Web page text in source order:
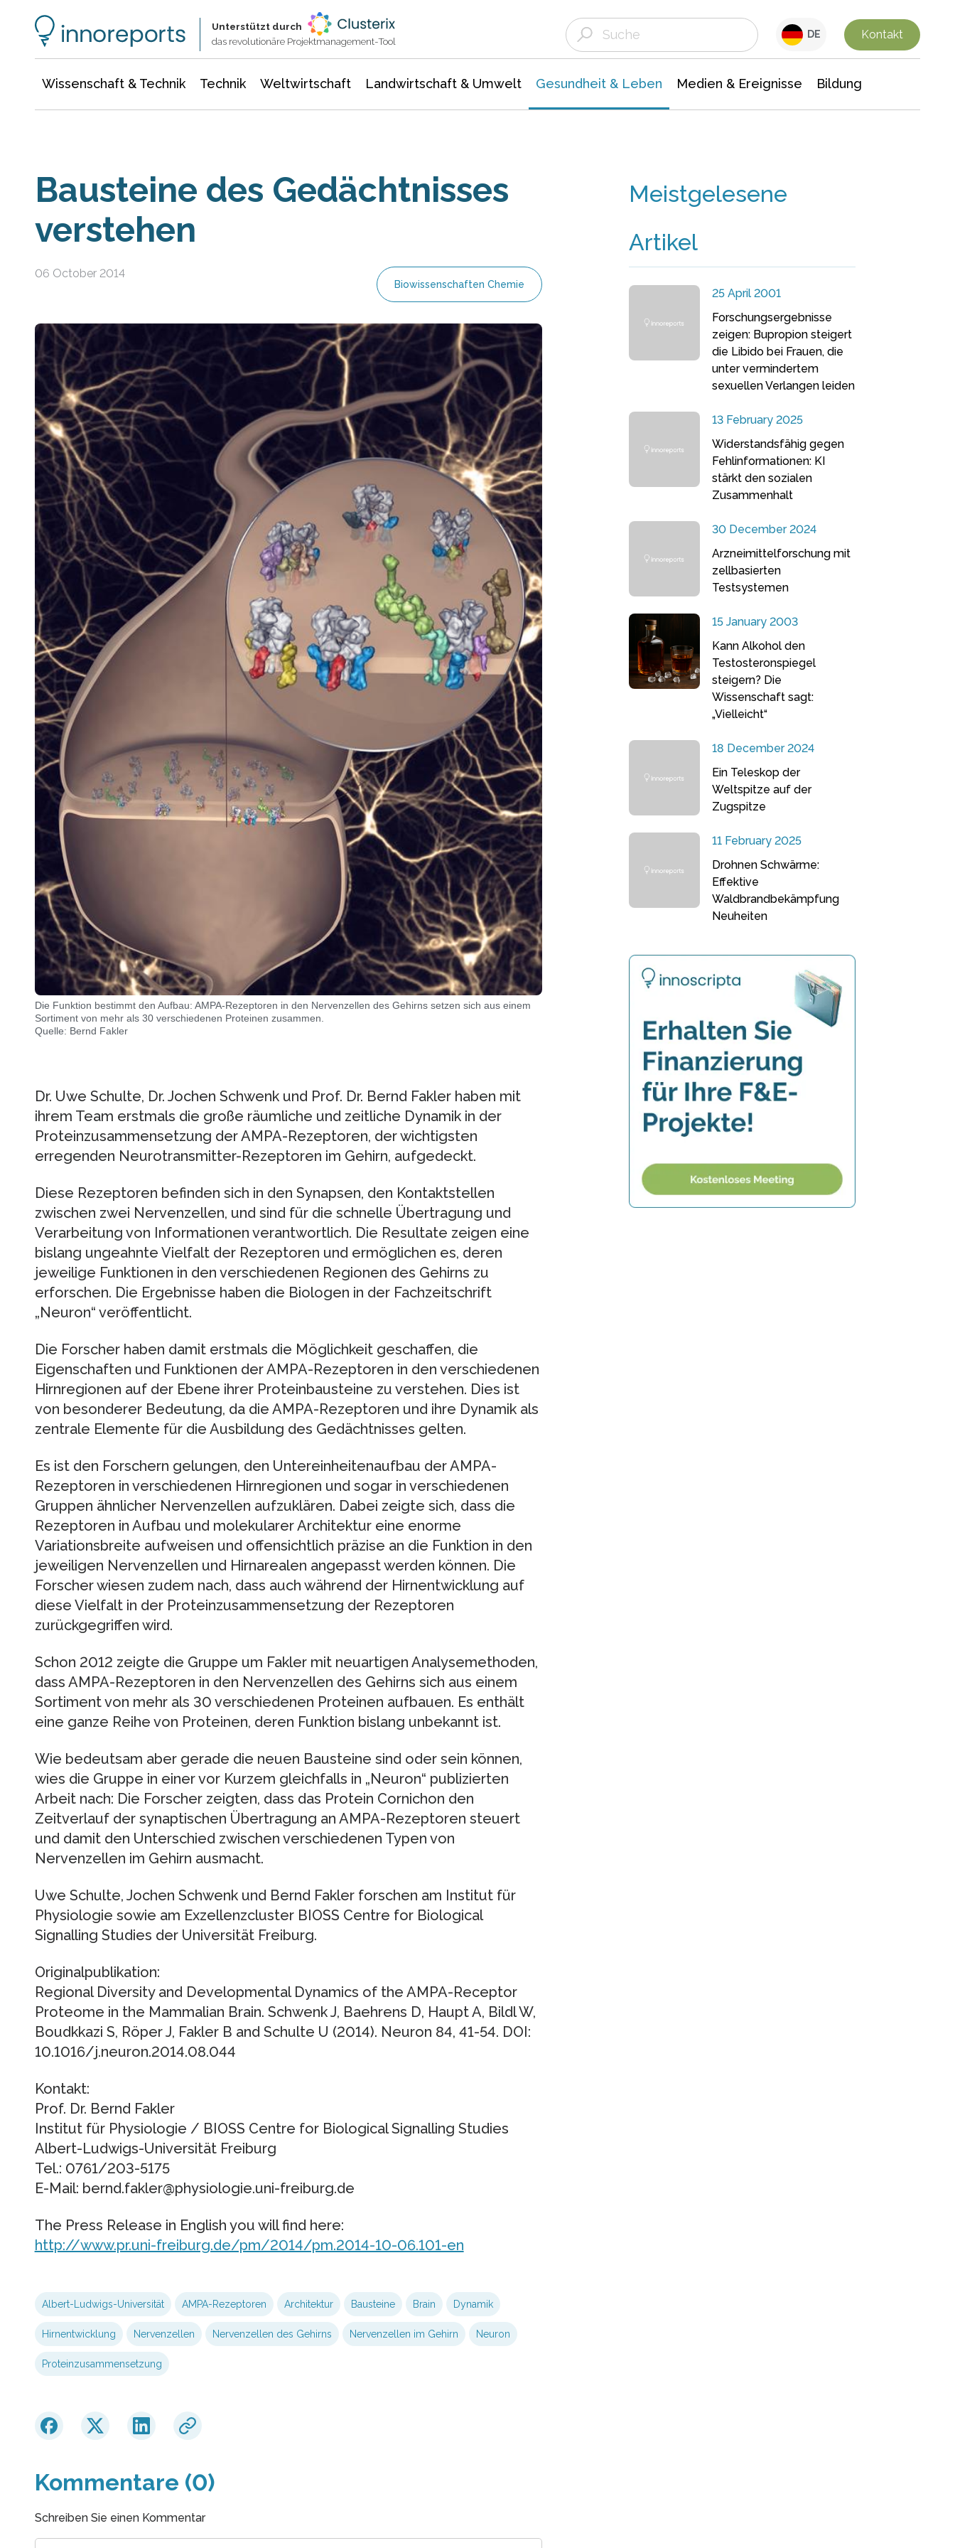
Unterstützt durch
das revolutionäre Projektmanagement-Tool
DE Kontakt
Wissenschaft & Technik Technik Weltwirtschaft Landwirtschaft & Umwelt Gesundheit & Leben Medien & Ereignisse Bildung
Bausteine des Gedächtnisses
verstehen
06 October 2014
Biowissenschaften Chemie
Die Funktion bestimmt den Aufbau: AMPA-Rezeptoren in den Nervenzellen des Gehirns setzen sich aus einem
Sortiment von mehr als 30 verschiedenen Proteinen zusammen.
Quelle: Bernd Fakler
Dr. Uwe Schulte, Dr. Jochen Schwenk und Prof. Dr. Bernd Fakler haben mit
ihrem Team erstmals die große räumliche und zeitliche Dynamik in der
Proteinzusammensetzung der AMPA-Rezeptoren, der wichtigsten
erregenden Neurotransmitter-Rezeptoren im Gehirn, aufgedeckt.
Diese Rezeptoren befinden sich in den Synapsen, den Kontaktstellen
zwischen zwei Nervenzellen, und sind für die schnelle Übertragung und
Verarbeitung von Informationen verantwortlich. Die Resultate zeigen eine
bislang ungeahnte Vielfalt der Rezeptoren und ermöglichen es, deren
jeweilige Funktionen in den verschiedenen Regionen des Gehirns zu
erforschen. Die Ergebnisse haben die Biologen in der Fachzeitschrift
„Neuron“ veröffentlicht.
Die Forscher haben damit erstmals die Möglichkeit geschaffen, die
Eigenschaften und Funktionen der AMPA-Rezeptoren in den verschiedenen
Hirnregionen auf der Ebene ihrer Proteinbausteine zu verstehen. Dies ist
von besonderer Bedeutung, da die AMPA-Rezeptoren und ihre Dynamik als
zentrale Elemente für die Ausbildung des Gedächtnisses gelten.
Es ist den Forschern gelungen, den Untereinheitenaufbau der AMPA-
Rezeptoren in verschiedenen Hirnregionen und sogar in verschiedenen
Gruppen ähnlicher Nervenzellen aufzuklären. Dabei zeigte sich, dass die
Rezeptoren in Aufbau und molekularer Architektur eine enorme
Variationsbreite aufweisen und offensichtlich präzise an die Funktion in den
jeweiligen Nervenzellen und Hirnarealen angepasst werden können. Die
Forscher wiesen zudem nach, dass auch während der Hirnentwicklung auf
diese Vielfalt in der Proteinzusammensetzung der Rezeptoren
zurückgegriffen wird.
Schon 2012 zeigte die Gruppe um Fakler mit neuartigen Analysemethoden,
dass AMPA-Rezeptoren in den Nervenzellen des Gehirns sich aus einem
Sortiment von mehr als 30 verschiedenen Proteinen aufbauen. Es enthält
eine ganze Reihe von Proteinen, deren Funktion bislang unbekannt ist.
Wie bedeutsam aber gerade die neuen Bausteine sind oder sein können,
wies die Gruppe in einer vor Kurzem gleichfalls in „Neuron“ publizierten
Arbeit nach: Die Forscher zeigten, dass das Protein Cornichon den
Zeitverlauf der synaptischen Übertragung an AMPA-Rezeptoren steuert
und damit den Unterschied zwischen verschiedenen Typen von
Nervenzellen im Gehirn ausmacht.
Uwe Schulte, Jochen Schwenk und Bernd Fakler forschen am Institut für
Physiologie sowie am Exzellenzcluster BIOSS Centre for Biological
Signalling Studies der Universität Freiburg.
Originalpublikation:
Regional Diversity and Developmental Dynamics of the AMPA-Receptor
Proteome in the Mammalian Brain. Schwenk J, Baehrens D, Haupt A, Bildl W,
Boudkkazi S, Röper J, Fakler B and Schulte U (2014). Neuron 84, 41-54. DOI:
10.1016/j.neuron.2014.08.044
Kontakt:
Prof. Dr. Bernd Fakler
Institut für Physiologie / BIOSS Centre for Biological Signalling Studies
Albert-Ludwigs-Universität Freiburg
Tel.: 0761/203-5175
E-Mail: bernd.fakler@physiologie.uni-freiburg.de
The Press Release in English you will find here:
http://www.pr.uni-freiburg.de/pm/2014/pm.2014-10-06.101-en
Albert-Ludwigs-Universität AMPA-Rezeptoren Architektur Bausteine Brain Dynamik
Hirnentwicklung Nervenzellen Nervenzellen des Gehirns Nervenzellen im Gehirn Neuron
Proteinzusammensetzung
Kommentare (0)
Schreiben Sie einen Kommentar
Meistgelesene
Artikel
25 April 2001
Forschungsergebnisse
zeigen: Bupropion steigert
die Libido bei Frauen, die
unter vermindertem
sexuellen Verlangen leiden
13 February 2025
Widerstandsfähig gegen
Fehlinformationen: KI
stärkt den sozialen
Zusammenhalt
30 December 2024
Arzneimittelforschung mit
zellbasierten
Testsystemen
15 January 2003
Kann Alkohol den
Testosteronspiegel
steigern? Die
Wissenschaft sagt:
„Vielleicht“
18 December 2024
Ein Teleskop der
Weltspitze auf der
Zugspitze
11 February 2025
Drohnen Schwärme:
Effektive
Waldbrandbekämpfung
Neuheiten